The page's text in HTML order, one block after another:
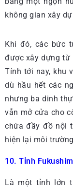
không gian xây
Khi đó, các bức
được xây dựng từ
Tính tới nay, khu
dù hầu hết các
nhưng ba dinh
vẫn mở cửa cho
chứa đầy đồ nội
hiện lại môi
10. Tỉnh
Là một tỉnh lớn